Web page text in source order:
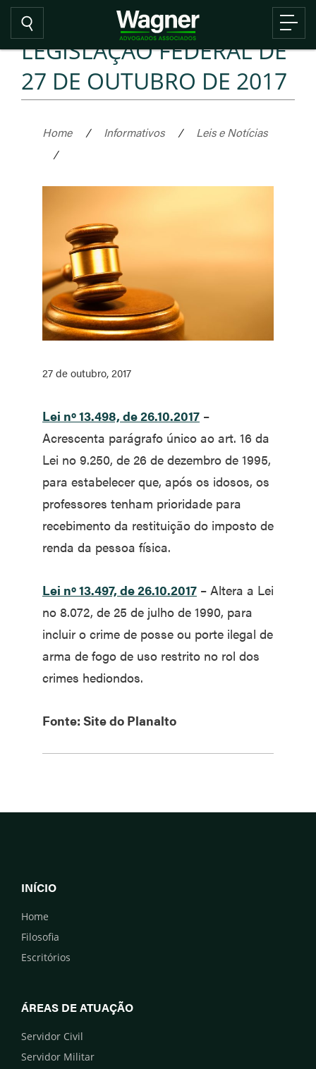
LEGISLAÇÃO FEDERAL DE
27 DE OUTUBRO DE 2017
Home / Informativos /
Leis e Notícias
/
27 de outubro, 2017
Lei nº 13.498, de 26.10.2017 –
Acrescenta parágrafo único ao art. 16 da
Lei no 9.250, de 26 de dezembro de 1995,
para estabelecer que, após os idosos, os
professores tenham prioridade para
recebimento da restituição do imposto de
renda da pessoa física.
Lei nº 13.497, de 26.10.2017 – Altera a Lei
no 8.072, de 25 de julho de 1990, para
incluir o crime de posse ou porte ilegal de
arma de fogo de uso restrito no rol dos
crimes hediondos.
Fonte: Site do Planalto
INÍCIO
Home
Filosofia
Escritórios
ÁREAS DE ATUAÇÃO
Servidor Civil
Servidor Militar